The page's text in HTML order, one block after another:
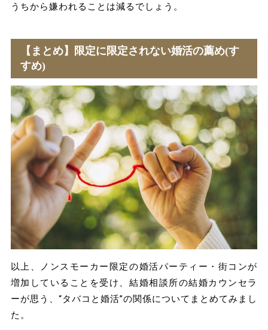
うちから嫌われることは減るでしょう。
【まとめ】限定に限定されない婚活の薦め(す
すめ)
以上、ノンスモーカー限定の婚活パーティー・街コンが
増加していることを受け、結婚相談所の結婚カウンセラ
ーが思う、“タバコと婚活”の関係についてまとめてみまし
た。